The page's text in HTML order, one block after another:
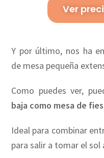
Ver
Y por último, nos ha
de mesa pequeña
Como puedes ver,
baja como mesa de
Ideal para combinar
para salir a tomar el sol